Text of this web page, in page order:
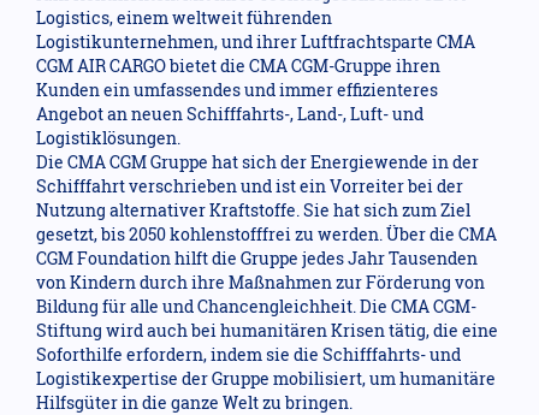
Logistics, einem weltweit führenden
Logistikunternehmen, und ihrer Luftfrachtsparte CMA
CGM AIR CARGO bietet die CMA CGM-Gruppe ihren
Kunden ein umfassendes und immer effizienteres
Angebot an neuen Schifffahrts-, Land-, Luft- und
Logistiklösungen.
Die CMA CGM Gruppe hat sich der Energiewende in der
Schifffahrt verschrieben und ist ein Vorreiter bei der
Nutzung alternativer Kraftstoffe. Sie hat sich zum Ziel
gesetzt, bis 2050 kohlenstofffrei zu werden. Über die CMA
CGM Foundation hilft die Gruppe jedes Jahr Tausenden
von Kindern durch ihre Maßnahmen zur Förderung von
Bildung für alle und Chancengleichheit. Die CMA CGM-
Stiftung wird auch bei humanitären Krisen tätig, die eine
Soforthilfe erfordern, indem sie die Schifffahrts- und
Logistikexpertise der Gruppe mobilisiert, um humanitäre
Hilfsgüter in die ganze Welt zu bringen.